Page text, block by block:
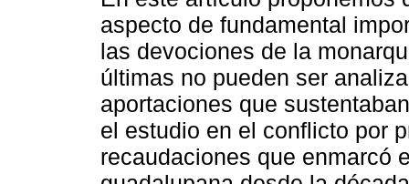
aspecto de fundamental
las devociones de la
últimas no pueden ser
aportaciones que
el estudio en el conflicto por
recaudaciones que enmarcó